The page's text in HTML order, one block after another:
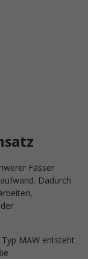
Fässer
Dadurch
MAW entsteht